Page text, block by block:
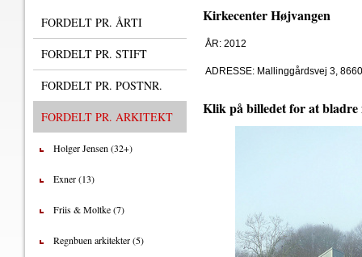
FORDELT PR. ÅRTI
FORDELT PR. STIFT
FORDELT PR. POSTNR.
FORDELT PR. ARKITEKT
Holger Jensen (32+)
Exner (13)
Friis & Moltke (7)
Regnbuen arkitekter (5)
Kirkecenter Højvangen
ÅR: 2012
ADRESSE: Mallinggårdsvej 3,
Klik på billedet for at bladre